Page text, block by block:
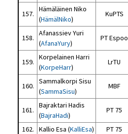
157.
Hämäläinen Niko
(HämälNiko)
KuPTS
158.
Afanassiev Yuri
(AfanaYury)
PT Espoo
159.
Korpelainen Harri
(KorpeHarr)
LrTU
160.
Sammalkorpi Sisu
(SammaSisu)
MBF
161.
Bajraktari Hadis
(BajraHadi)
PT 75
162. Kallio Esa (KalliEsa) PT 75